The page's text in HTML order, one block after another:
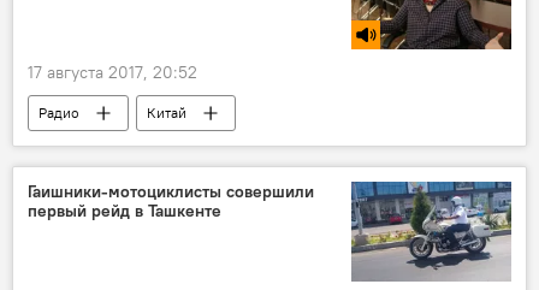
17 августа 2017, 20:52
Радио Китай
Гаишники-мотоциклисты совершили
первый рейд в Ташкенте